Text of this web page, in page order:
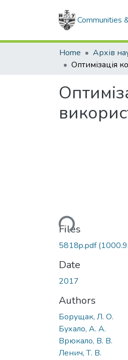
Communities
Home
Loading...
Files
5818p.pdf
Date
2017
Authors
Борущак, Л. О.
Бухало, А. А.
Врюкало, В. В.
Ленич, Т. В.